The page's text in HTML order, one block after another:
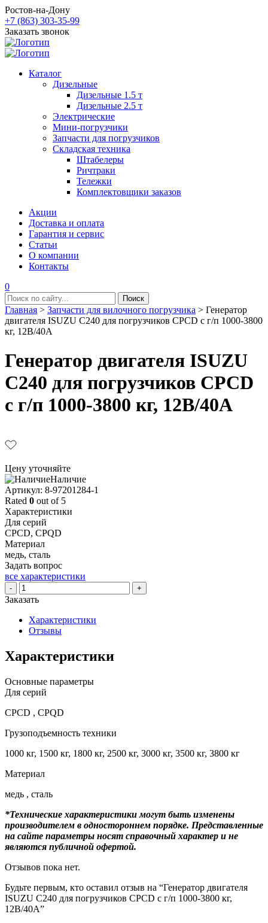
Ростов-на-Дону
+7 (863) 303-35-99
Заказать звонок
Каталог
Дизельные
Дизельные 1.5 т
Дизельные 2.5 т
Электрические
Мини-погрузчики
Запчасти для погрузчиков
Складская техника
Штабелеры
Ричтраки
Тележки
Комплектовщики заказов
Акции
Доставка и оплата
Гарантия и сервис
Статьи
О компании
Контакты
0
Главная > Запчасти для вилочного погрузчика > Генератор
двигателя ISUZU C240 для погрузчиков CPCD с г/п 1000-3800
кг, 12В/40A
Генератор двигателя ISUZU
C240 для погрузчиков CPCD
с г/п 1000-3800 кг, 12В/40A
Цену уточняйте
Наличие
Aртикул: 8-97201284-1
Rated 0 out of 5
Характеристики
Для серий
CPCD, CPQD
Материал
медь, сталь
Задать вопрос
все характеристики
-
Количество
товара
двигателя
ISUZU
погрузчиков
с
г/
1000-
кг,
12В/40A
+
Заказать
Характеристики
Отзывы
Характеристики
Основные параметры
Для серий
CPCD , CPQD
Грузоподъемность техники
1000 кг, 1500 кг, 1800 кг, 2500 кг, 3000 кг, 3500 кг, 3800 кг
Материал
медь , сталь
*Технические характеристики могут быть изменены
производителем в одностороннем порядке. Представленные
на сайте параметры носят справочный характер и не
являются публичной офертой.
Отзывов пока нет.
Будьте первым, кто оставил отзыв на “Генератор двигателя
ISUZU C240 для погрузчиков CPCD с г/п 1000-3800 кг,
12В/40A”